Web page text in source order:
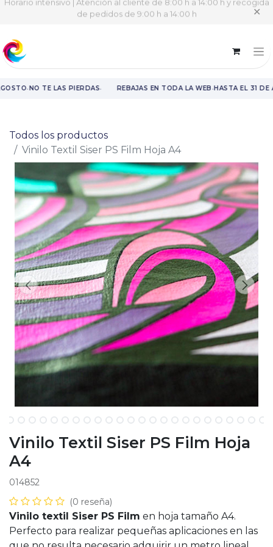
Horario intensivo | Atención al cliente de 8:00 h a 14:00 h y recogida
de pedidos de 9:00 h a 14:00 h ✕
·NO TE LAS PIERDAS· REBAJAS EN TODA LA WEB·HASTA EL 31 DE
Todos los productos
Vinilo Textil Siser PS Film Hoja A4
Vinilo Textil Siser PS Film Hoja
A4
014852
(0 reseña)
Vinilo textil Siser PS Film en hoja tamaño A4.
Perfecto para realizar pequeñas aplicaciones en las